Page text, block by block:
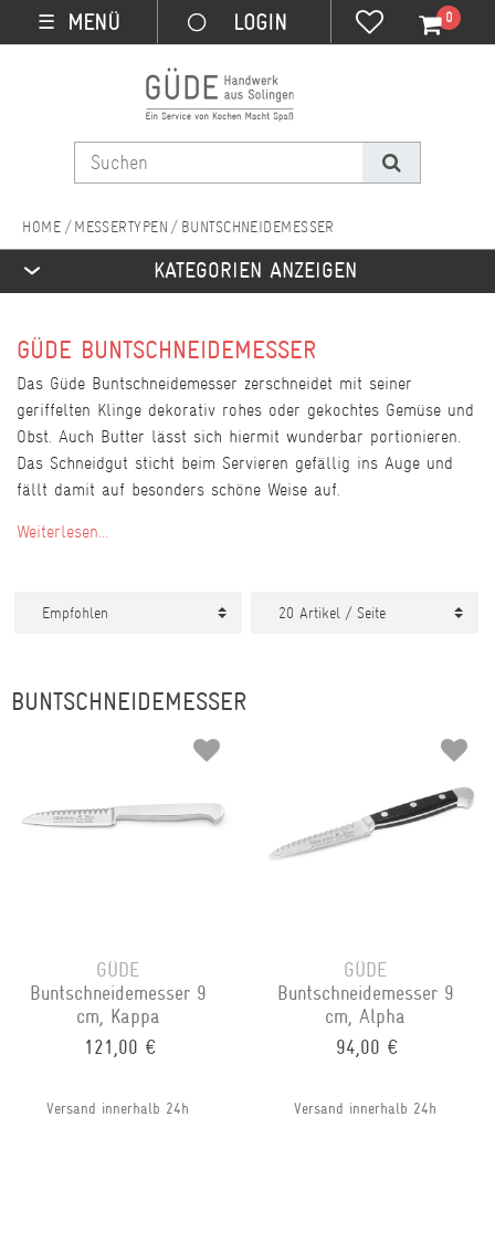
☰ MENÜ 0
MESSERTYPEN BUNTSCHNEIDEMESSER
KATEGORIEN ANZEIGEN
GÜDE BUNTSCHNEIDEMESSER
Das Güde Buntschneidemesser zerschneidet mit seiner
geriffelten Klinge dekorativ rohes oder gekochtes Gemüse und
Obst. Auch Butter lässt sich hiermit wunderbar portionieren.
Das Schneidgut sticht beim Servieren gefällig ins Auge und
fällt damit auf besonders schöne Weise auf.
Weiterlesen...
BUNTSCHNEIDEMESSER
GÜDE
Buntschneidemesser 9
cm, Kappa
121,00 €
Versand innerhalb 24h
GÜDE
Buntschneidemesser 9
cm, Alpha
94,00 €
Versand innerhalb 24h